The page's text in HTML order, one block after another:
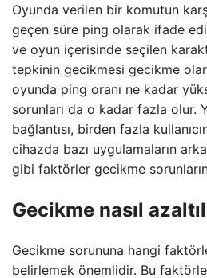
Oyunda verilen bir komutun
geçen süre ping olarak ifade
ve oyun içerisinde seçilen
tepkinin gecikmesi gecikme
oyunda ping oranı ne kadar
sorunları da o kadar fazla olur.
bağlantısı, birden fazla
cihazda bazı uygulamaların
gibi faktörler gecikme
Gecikme nasıl
Gecikme sorununa hangi
belirlemek önemlidir. Bu